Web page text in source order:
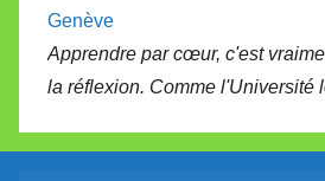
Genève
Apprendre par cœur, c'est
la réflexion. Comme l'Université